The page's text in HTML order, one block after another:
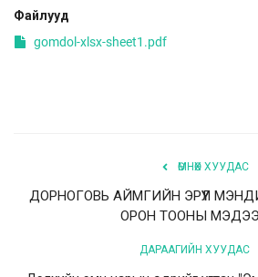
Шилэн данс
Файлууд
gomdol-xlsx-sheet1.pdf
ӨМНӨХ ХУУДАС
ДОРНОГОВЬ АЙМГИЙН ЭРҮҮЛ
ОРОН ТООНЫ
ДАРААГИЙН ХУУДАС